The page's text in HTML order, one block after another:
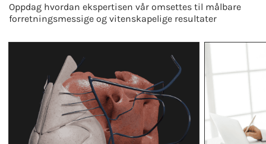
Oppdag hvordan ekspertisen vår omsettes til målbare
forretningsmessige og vitenskapelige resultater